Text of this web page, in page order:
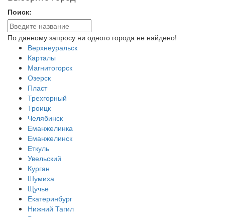
Поиск:
По данному запросу ни одного города не найдено!
Верхнеуральск
Карталы
Магнитогорск
Озерск
Пласт
Трехгорный
Троицк
Челябинск
Еманжелинка
Еманжелинск
Еткуль
Увельский
Курган
Шумиха
Щучье
Екатеринбург
Нижний Тагил